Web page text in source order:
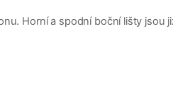
Horní a spodní boční lišty